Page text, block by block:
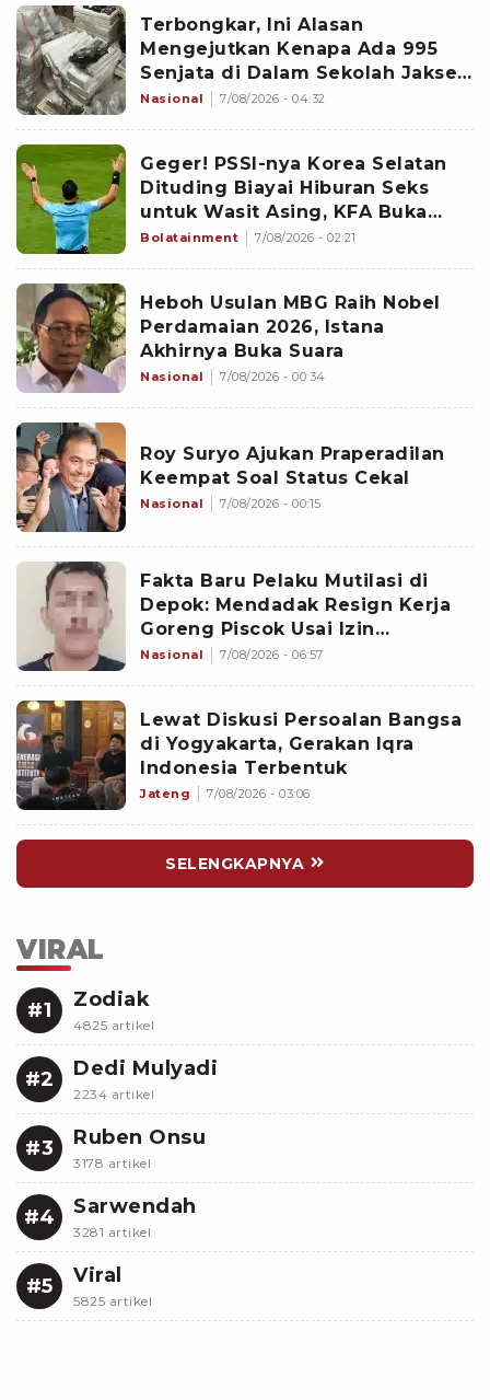
Terbongkar, Ini Alasan
Mengejutkan Kenapa Ada 995
Senjata di Dalam Sekolah Jaksel
Sejak 2020
Nasional 7/08/2026 - 04:32
Geger! PSSI-nya Korea Selatan
Dituding Biayai Hiburan Seks
untuk Wasit Asing, KFA Buka
Suara
Bolatainment 7/08/2026 - 02:21
Heboh Usulan MBG Raih Nobel
Perdamaian 2026, Istana
Akhirnya Buka Suara
Nasional 7/08/2026 - 00:34
Roy Suryo Ajukan Praperadilan
Keempat Soal Status Cekal
Nasional 7/08/2026 - 00:15
Fakta Baru Pelaku Mutilasi di
Depok: Mendadak Resign Kerja
Goreng Piscok Usai Izin
Interview di Mal
Nasional 7/08/2026 - 06:57
Lewat Diskusi Persoalan Bangsa
di Yogyakarta, Gerakan Iqra
Indonesia Terbentuk
Jateng 7/08/2026 - 03:06
SELENGKAPNYA
VIRAL
#1 Zodiak
4825 artikel
#2 Dedi Mulyadi
2234 artikel
#3 Ruben Onsu
3178 artikel
#4 Sarwendah
3281 artikel
#5 Viral
5825 artikel